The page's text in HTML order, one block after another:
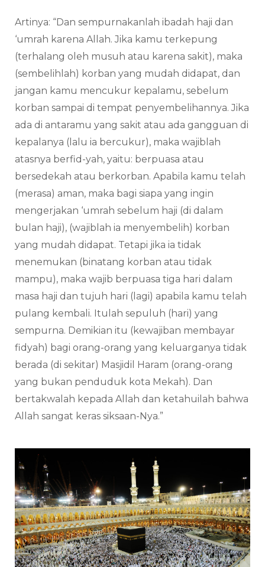
Artinya: “Dan sempurnakanlah ibadah haji dan
‘umrah karena Allah. Jika kamu terkepung
(terhalang oleh musuh atau karena sakit), maka
(sembelihlah) korban yang mudah didapat, dan
jangan kamu mencukur kepalamu, sebelum
korban sampai di tempat penyembelihannya. Jika
ada di antaramu yang sakit atau ada gangguan di
kepalanya (lalu ia bercukur), maka wajiblah
atasnya berfid-yah, yaitu: berpuasa atau
bersedekah atau berkorban. Apabila kamu telah
(merasa) aman, maka bagi siapa yang ingin
mengerjakan ‘umrah sebelum haji (di dalam
bulan haji), (wajiblah ia menyembelih) korban
yang mudah didapat. Tetapi jika ia tidak
menemukan (binatang korban atau tidak
mampu), maka wajib berpuasa tiga hari dalam
masa haji dan tujuh hari (lagi) apabila kamu telah
pulang kembali. Itulah sepuluh (hari) yang
sempurna. Demikian itu (kewajiban membayar
fidyah) bagi orang-orang yang keluarganya tidak
berada (di sekitar) Masjidil Haram (orang-orang
yang bukan penduduk kota Mekah). Dan
bertakwalah kepada Allah dan ketahuilah bahwa
Allah sangat keras siksaan-Nya.”